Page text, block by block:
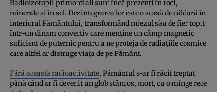
Radioizotopii primordiali sunt încă prezenți în roci,
minerale și în sol. Dezintegrarea lor este o sursă de căldură în
interiorul Pământului, transformând miezul său de fier topit
într-un dinam convectiv care menține un câmp magnetic
suficient de puternic pentru a ne proteja de radiațiile cosmice
care altfel ar distruge viața de pe Pământ.
Fără această radioactivitate, Pământul s-ar fi răcit treptat
până când ar fi devenit un glob stâncos, mort, cu o minge rece